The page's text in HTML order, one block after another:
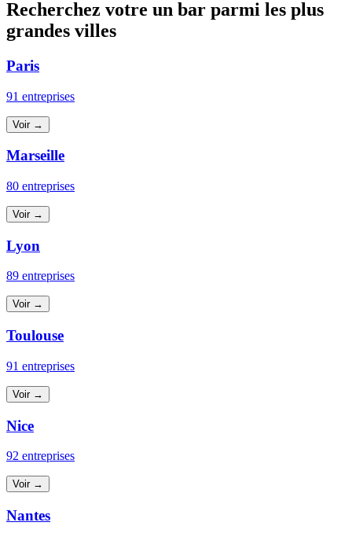
Recherchez votre un bar parmi les plus
grandes villes
Paris
91 entreprises
Voir →
Marseille
80 entreprises
Voir →
Lyon
89 entreprises
Voir →
Toulouse
91 entreprises
Voir →
Nice
92 entreprises
Voir →
Nantes